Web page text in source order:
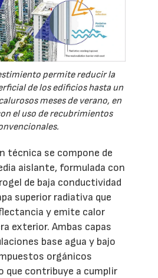
permite reducir la
de los edificios hasta un
meses de verano, en
el uso de recubrimientos
técnica se compone de
aislante, formulada con
de baja conductividad
superior radiativa que
y emite calor
exterior. Ambas capas
base agua y bajo
orgánicos
que contribuye a cumplir